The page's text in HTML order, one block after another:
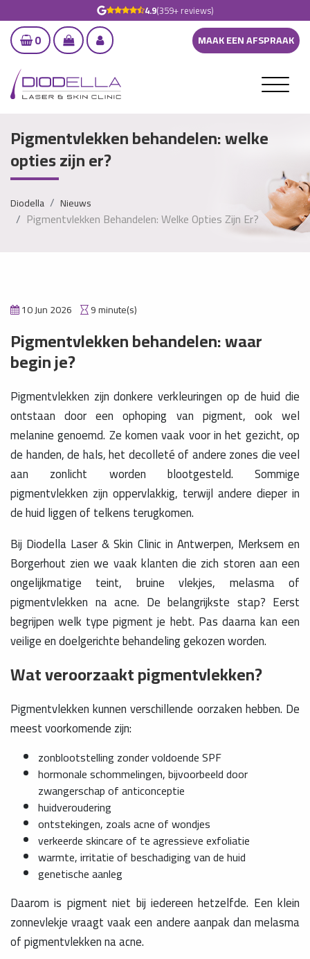
4.9(359+ reviews)
0 MAAK EEN AFSPRAAK
Pigmentvlekken behandelen: welke
opties zijn er?
Diodella Nieuws
Pigmentvlekken Behandelen: Welke Opties Zijn Er?
10 Jun 2026 9 minute(s)
Pigmentvlekken behandelen: waar
begin je?
Pigmentvlekken zijn donkere verkleuringen op de huid die
ontstaan door een ophoping van pigment, ook wel
melanine genoemd. Ze komen vaak voor in het gezicht, op
de handen, de hals, het decolleté of andere zones die veel
aan zonlicht worden blootgesteld. Sommige
pigmentvlekken zijn oppervlakkig, terwijl andere dieper in
de huid liggen of telkens terugkomen.
Bij Diodella Laser & Skin Clinic in Antwerpen, Merksem en
Borgerhout zien we vaak klanten die zich storen aan een
ongelijkmatige teint, bruine vlekjes, melasma of
pigmentvlekken na acne. De belangrijkste stap? Eerst
begrijpen welk type pigment je hebt. Pas daarna kan een
veilige en doelgerichte behandeling gekozen worden.
Wat veroorzaakt pigmentvlekken?
Pigmentvlekken kunnen verschillende oorzaken hebben. De
meest voorkomende zijn:
zonblootstelling zonder voldoende SPF
hormonale schommelingen, bijvoorbeeld door
zwangerschap of anticonceptie
huidveroudering
ontstekingen, zoals acne of wondjes
verkeerde skincare of te agressieve exfoliatie
warmte, irritatie of beschadiging van de huid
genetische aanleg
Daarom is pigment niet bij iedereen hetzelfde. Een klein
zonnevlekje vraagt vaak een andere aanpak dan melasma
of pigmentvlekken na acne.